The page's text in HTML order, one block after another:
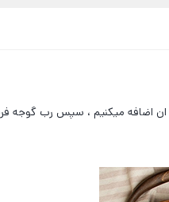
اضافه میکنیم ، سپس رب گوجه